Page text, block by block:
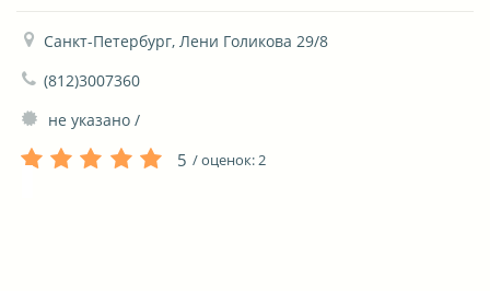
Санкт-Петербург, Лени Голикова 29/8
(812)3007360
не указано /
5 / оценок:2